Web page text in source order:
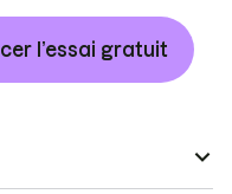
l’essai gratuit